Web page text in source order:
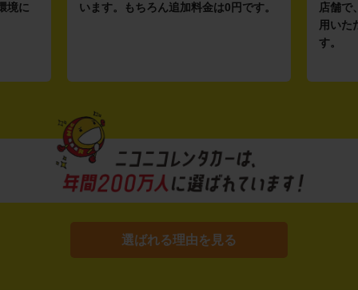
境に
います。もちろん追加料金は0円です。
店舗で
用いた
す。
選ばれる理由を見る